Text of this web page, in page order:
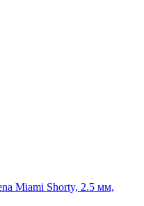
Miami Shorty, 2.5 мм,